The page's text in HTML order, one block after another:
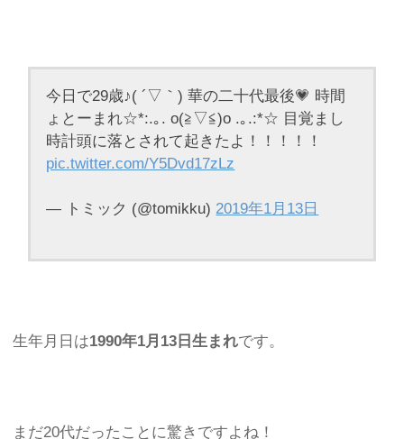
今日で29歳♪( ´▽｀) 華の二十代最後💗 時間
ょとーまれ☆*:.｡. o(≧▽≦)o .｡.:*☆ 目覚まし
時計頭に落とされて起きたよ！！！！！
pic.twitter.com/Y5Dvd17zLz
— トミック (@tomikku) 2019年1月13日
生年月日は1990年1月13日生まれです。
まだ20代だったことに驚きですよね！